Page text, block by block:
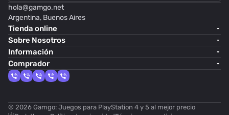
hola@gamgo.net
Argentina, Buenos Aires
Tienda online
Sobre Nosotros
Información
Comprador
© 2026 Gamgo: Juegos para PlayStation 4 y 5 al mejor precio